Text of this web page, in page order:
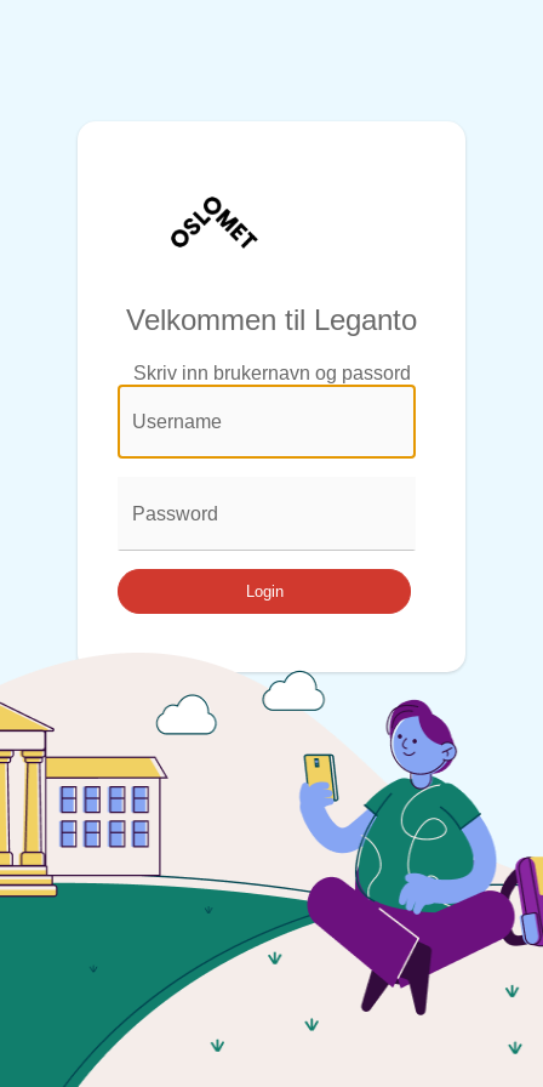
Velkommen til Leganto
Skriv inn brukernavn og passord
@login.legend@
User
Name: